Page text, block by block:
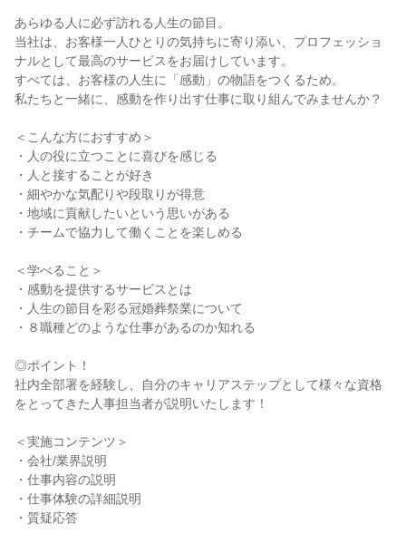
あらゆる人に必ず訪れる人生の節目。
当社は、お客様一人ひとりの気持ちに寄り添い、プロフェッショ
ナルとして最高のサービスをお届けしています。
すべては、お客様の人生に「感動」の物語をつくるため。
私たちと一緒に、感動を作り出す仕事に取り組んでみませんか？
＜こんな方におすすめ＞
・人の役に立つことに喜びを感じる
・人と接することが好き
・細やかな気配りや段取りが得意
・地域に貢献したいという思いがある
・チームで協力して働くことを楽しめる
＜学べること＞
・感動を提供するサービスとは
・人生の節目を彩る冠婚葬祭業について
・８職種どのような仕事があるのか知れる
◎ポイント！
社内全部署を経験し、自分のキャリアステップとして様々な資格
をとってきた人事担当者が説明いたします！
＜実施コンテンツ＞
・会社/業界説明
・仕事内容の説明
・仕事体験の詳細説明
・質疑応答